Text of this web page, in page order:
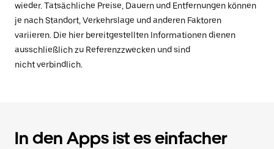
wieder. Tatsächliche Preise, Dauern und Entfernungen können
je nach Standort, Verkehrslage und anderen Faktoren
variieren. Die hier bereitgestellten Informationen dienen
ausschließlich zu Referenzzwecken und sind
nicht verbindlich.
In den Apps ist es einfacher